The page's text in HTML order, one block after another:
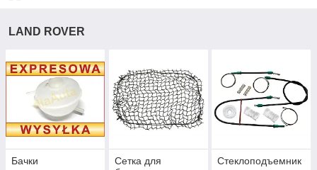
LAND ROVER
Бачки
Сетка для
Стеклоподъемник